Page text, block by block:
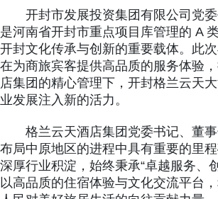
开封市发展投资集团有限公司党
是河南省开封市重点项目库管理的 A
开封文化传承与创新的重要载体。此
在为商旅宾客提供高品质的服务体验
店集团的精心管理下，开封格兰云天
业发展注入新的活力。
格兰云天酒店集团党委书记、董
布局中原地区的进程中具有重要的里
深厚行业积淀，始终秉承“卓越服务、
以高品质的住宿体验与文化交流平台